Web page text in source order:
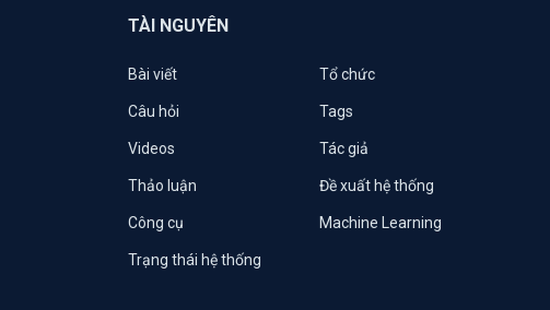
TÀI NGUYÊN
Bài viết Tổ chức
Câu hỏi Tags
Videos Tác giả
Thảo luận Đề xuất hệ thống
Công cụ Machine Learning
Trạng thái hệ thống